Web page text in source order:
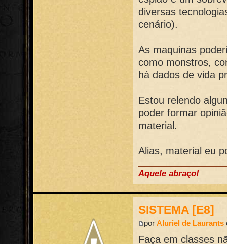
diversas
cenário).
As maquinas
como monstros,
há dados de vida
Estou relendo
poder formar
material.
Alias, material eu
Aquele abraço!
SISTEMA [E8]
porAluriel de Laurants
Faça em classes